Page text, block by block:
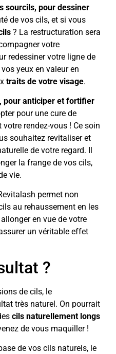
sourcils, pour dessiner
de vos cils, et si vous
? La restructuration sera
votre
redessiner votre ligne de
yeux en valeur en
traits de votre visage.
pour anticiper et fortifier
pour une cure de
votre rendez-vous ! Ce soin
souhaitez revitaliser et
de votre regard. Il
la frange de vos cils,
vie.
permet non
au rehaussement en les
en vue de votre
un véritable effet
?
de cils, le
très naturel. On pourrait
cils naturellement longs
de vous maquiller !
de vos cils naturels, le